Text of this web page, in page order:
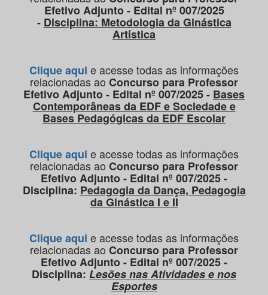
Efetivo Adjunto - Edital nº 007/2025
- Disciplina: Metodologia da Ginástica
Artística
Clique aqui e acesse todas as informações
relacionadas ao Concurso para Professor
Efetivo Adjunto - Edital nº 007/2025 - Bases
Contemporâneas da EDF e Sociedade e
Bases Pedagógicas da EDF Escolar
Clique aqui e acesse todas as informações
relacionadas ao Concurso para Professor
Efetivo Adjunto - Edital nº 007/2025 -
Disciplina: Pedagogia da Dança, Pedagogia
da Ginástica I e II
Clique aqui e acesse todas as informações
relacionadas ao Concurso para Professor
Efetivo Adjunto - Edital nº 007/2025 -
Disciplina: Lesões nas Atividades e nos
Esportes